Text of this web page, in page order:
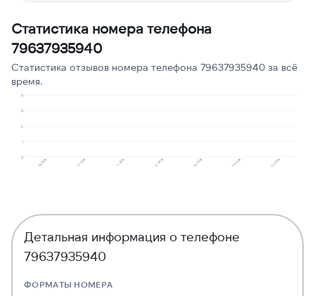
Угрозы или давление
Робозвонок 1 7
Статистика номера телефона
79637935940
Статистика отзывов номера телефона 79637935940 за всё
время.
0
1
2
3
4
08.2025 10.2025 11.2025 01.2026 02.2026 04.2026 05.2026
Детальная информация о телефоне
79637935940
ФОРМАТЫ НОМЕРА